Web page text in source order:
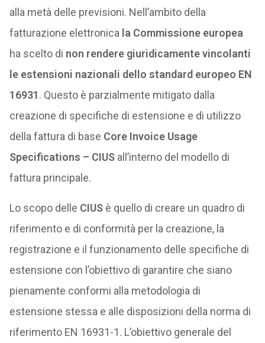
alla metà delle previsioni. Nell’ambito della
fatturazione elettronica la Commissione europea
ha scelto di non rendere giuridicamente vincolanti
le estensioni nazionali dello standard europeo EN
16931 . Questo è parzialmente mitigato dalla
creazione di specifiche di estensione e di utilizzo
della fattura di base Core Invoice Usage
Specifications – CIUSall’interno del modello di
fattura principale.
Lo scopo delle CIUSè quello di creare un quadro di
riferimento e di conformità per la creazione, la
registrazione e il funzionamento delle specifiche di
estensione con l’obiettivo di garantire che siano
pienamente conformi alla metodologia di
estensione stessa e alle disposizioni della norma di
riferimento EN 16931-1. L’obiettivo generale del